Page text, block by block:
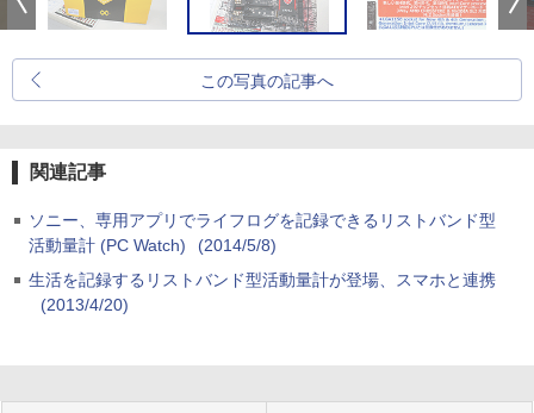
この写真の記事へ
関連記事
ソニー、専用アプリでライフログを記録できるリストバンド型
活動量計 (PC Watch)
(2014/5/8)
生活を記録するリストバンド型活動量計が登場、スマホと連携
(2013/4/20)